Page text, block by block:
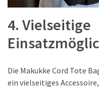
4. Vielseitige
Die Makukke Cord Tote
ein vielseitiges